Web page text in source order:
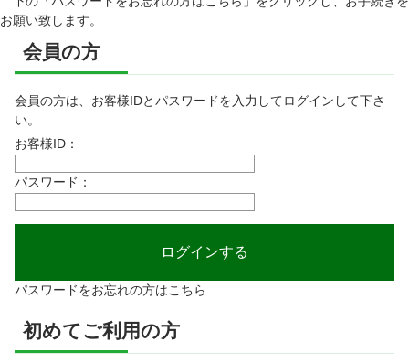
お願い致します。
会員の方
会員の方は、お客様IDとパスワードを入力してログインして下さ
い。
お客様ID：
パスワード：
パスワードをお忘れの方はこちら
初めてご利用の方